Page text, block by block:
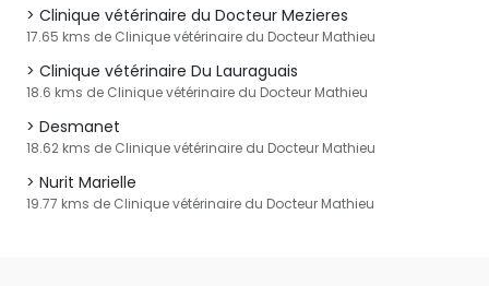
Clinique vétérinaire du Docteur Mezieres
17.65 kms de Clinique vétérinaire du Docteur Mathieu
Clinique vétérinaire Du Lauraguais
18.6 kms de Clinique vétérinaire du Docteur Mathieu
Desmanet
18.62 kms de Clinique vétérinaire du Docteur Mathieu
Nurit Marielle
19.77 kms de Clinique vétérinaire du Docteur Mathieu